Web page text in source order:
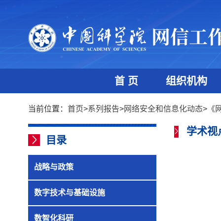
首 页 组织机构
当前位置： 首页>系列报告>网络安全和信息化动态> 《
目录
战略与政策
数字技术与基础设施
数智化科研
学术视